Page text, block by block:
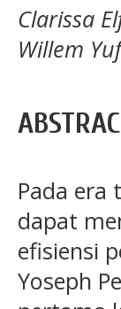
Clarissa
Willem
Pada era
dapat
efisiensi
Yoseph